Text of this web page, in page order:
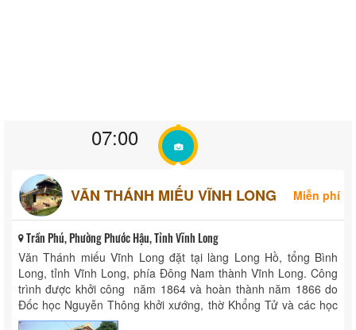
07:00
VĂN THÁNH MIẾU VĨNH LONG Miễn phí
Trần Phú, Phường Phước Hậu, Tỉnh Vĩnh Long
Văn Thánh miếu Vĩnh Long đặt tại làng Long Hồ, tổng Bình
Long, tỉnh Vĩnh Long, phía Đông Nam thành Vĩnh Long. Công
trình được khởi công năm 1864 và hoàn thành năm 1866 do
Đốc học Nguyễn Thông khởi xướng, thờ Khổng Tử và các học
trò của Ngài. ...